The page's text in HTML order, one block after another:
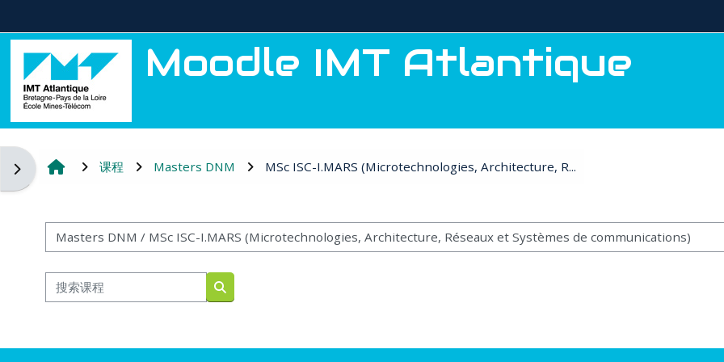
Moodle IMT Atlantique
打开块抽屉 课程 Masters DNM MSc ISC-I.MARS (Microtechnologies, Architecture, R...
课程类别
搜索课程
搜索课程